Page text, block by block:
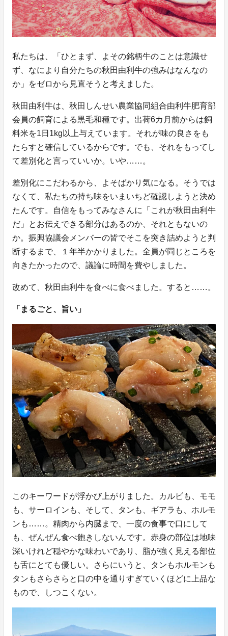
私たちは、「ひとまず、よその銘柄牛のことは意識せ
ず、なにより自分たちの秋田由利牛の強みはなんなの
か」をゼロから見直そうと考えました。
秋田由利牛は、秋田しんせい農業協同組合由利牛肥育部
会員の飼育による黒毛和種です。出荷6カ月前からは飼
料米を1日1kg以上与えています。それが味の良さをも
たらすと確信しているからです。でも、それをもってし
て差別化と言っていいか。いや……。
差別化にこだわるから、よそばかり気になる。そうでは
なくて、私たちの持ち味をいまいちど確認しようと決め
たんです。自信をもってみなさんに「これが秋田由利牛
だ」とお伝えできる部分はあるのか、それともないの
か。振興協議会メンバーの皆でそこを突き詰めようと判
断するまで、１年半かかりました。全員が同じところを
向きたかったので、議論に時間を費やしました。
改めて、秋田由利牛を食べに食べました。すると……。
「まるごと、旨い」
このキーワードが浮かび上がりました。カルビも、モモ
も、サーロインも、そして、タンも、ギアラも、ホルモ
ンも……。精肉から内臓まで、一度の食事で口にして
も、ぜんぜん食べ飽きしないんです。赤身の部位は地味
深いけれど穏やかな味わいであり、脂が強く見える部位
も舌にとても優しい。さらにいうと、タンもホルモンも
タンもさらさらと口の中を通りすぎていくほどに上品な
もので、しつこくない。